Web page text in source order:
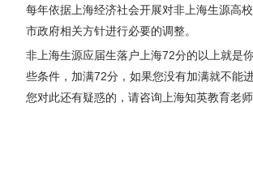
每年依据上海经济社会开展对非上海生源高
市政府相关方针进行必要的调整。
非上海生源应届生落户上海72分的以上就是
些条件，加满72分，如果您没有加满就不能
您对此还有疑惑的，请咨询上海知英教育老师